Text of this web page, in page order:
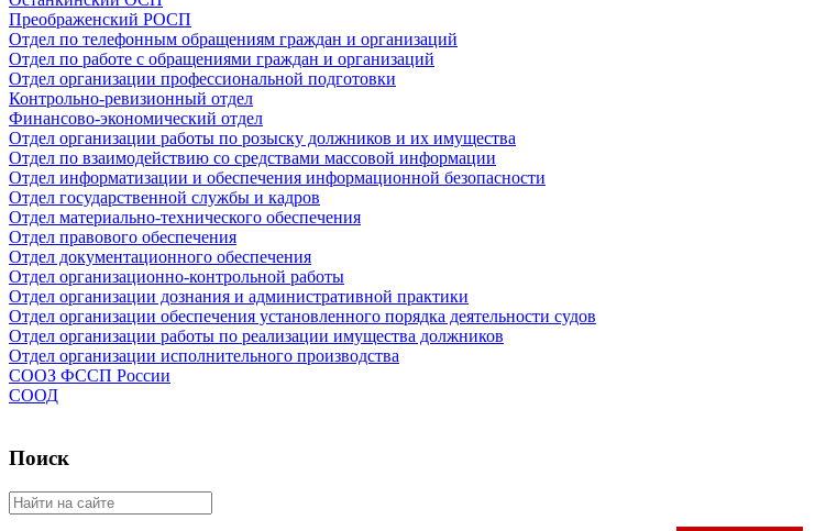
Преображенский РОСП
Отдел по телефонным обращениям граждан и организаций
Отдел по работе с обращениями граждан и организаций
Отдел организации профессиональной подготовки
Контрольно-ревизионный отдел
Финансово-экономический отдел
Отдел организации работы по розыску должников и их имущества
Отдел по взаимодействию со средствами массовой информации
Отдел информатизации и обеспечения информационной безопасности
Отдел государственной службы и кадров
Отдел материально-технического обеспечения
Отдел правового обеспечения
Отдел документационного обеспечения
Отдел организационно-контрольной работы
Отдел организации дознания и административной практики
Отдел организации обеспечения установленного порядка деятельности судов
Отдел организации работы по реализации имущества должников
Отдел организации исполнительного производства
СООЗ ФССП России
СООД
Поиск